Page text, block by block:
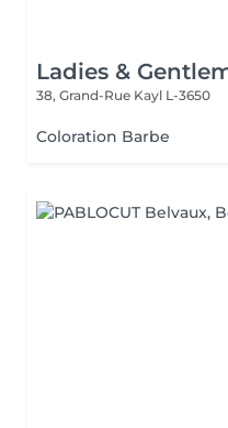
Ladies &
38, Grand-Rue Kayl L-3650
Coloration Barbe